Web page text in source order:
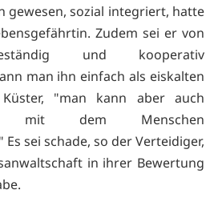
gewesen, sozial integriert, hatte
Zudem sei er von
und kooperativ
man ihn einfach als eiskalten
"man kann aber auch
mit dem Menschen
sei schade, so der Verteidiger,
in ihrer Bewertung